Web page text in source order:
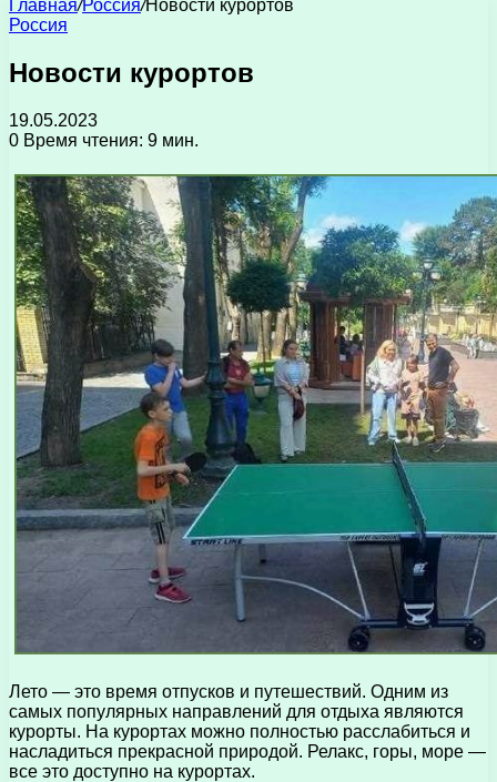
Главная/Россия/Новости курортов
Россия
Новости курортов
19.05.2023
0 Время чтения: 9 мин.
Лето — это время отпусков и путешествий. Одним из
самых популярных направлений для отдыха являются
курорты. На курортах можно полностью расслабиться и
насладиться прекрасной природой. Релакс, горы, море —
все это доступно на курортах.